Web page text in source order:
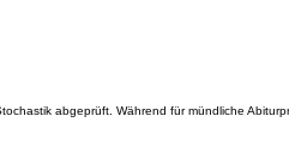
abgeprüft. Während für mündliche